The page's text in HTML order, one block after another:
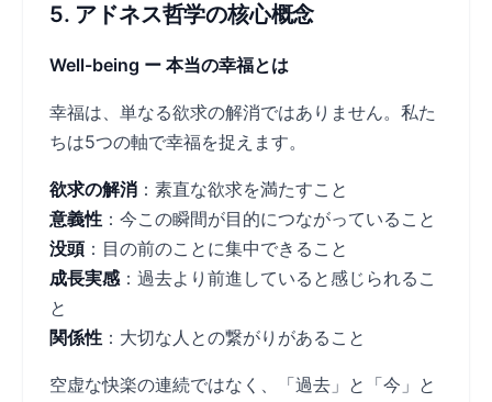
5. アドネス哲学の核心概念
Well-being ー 本当の幸福とは
幸福は、単なる欲求の解消ではありません。私た
ちは5つの軸で幸福を捉えます。
欲求の解消 ：素直な欲求を満たすこと
意義性 ：今この瞬間が目的につながっていること
没頭 ：目の前のことに集中できること
成長実感：過去より前進していると感じられるこ
と
関係性 ：大切な人との繋がりがあること
空虚な快楽の連続ではなく、「過去」と「今」と